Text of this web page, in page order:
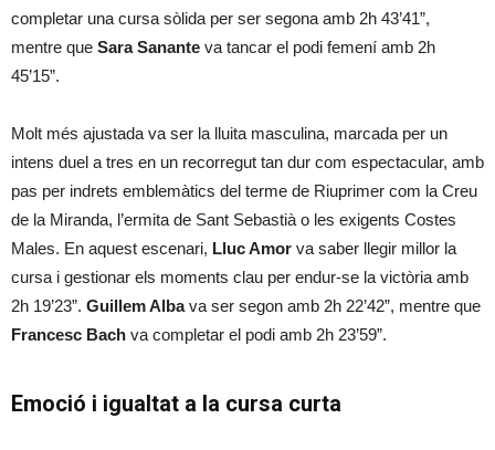
completar una cursa sòlida per ser segona amb 2h 43’41”,
mentre que Sara Sanante va tancar el podi femení amb 2h
45’15”.
Molt més ajustada va ser la lluita masculina, marcada per un
intens duel a tres en un recorregut tan dur com espectacular, amb
pas per indrets emblemàtics del terme de Riuprimer com la Creu
de la Miranda, l’ermita de Sant Sebastià o les exigents Costes
Males. En aquest escenari, Lluc Amor va saber llegir millor la
cursa i gestionar els moments clau per endur-se la victòria amb
2h 19’23”. Guillem Albava ser segon amb 2h 22’42”, mentre que
Francesc Bach va completar el podi amb 2h 23’59”.
Emoció i igualtat a la cursa curta